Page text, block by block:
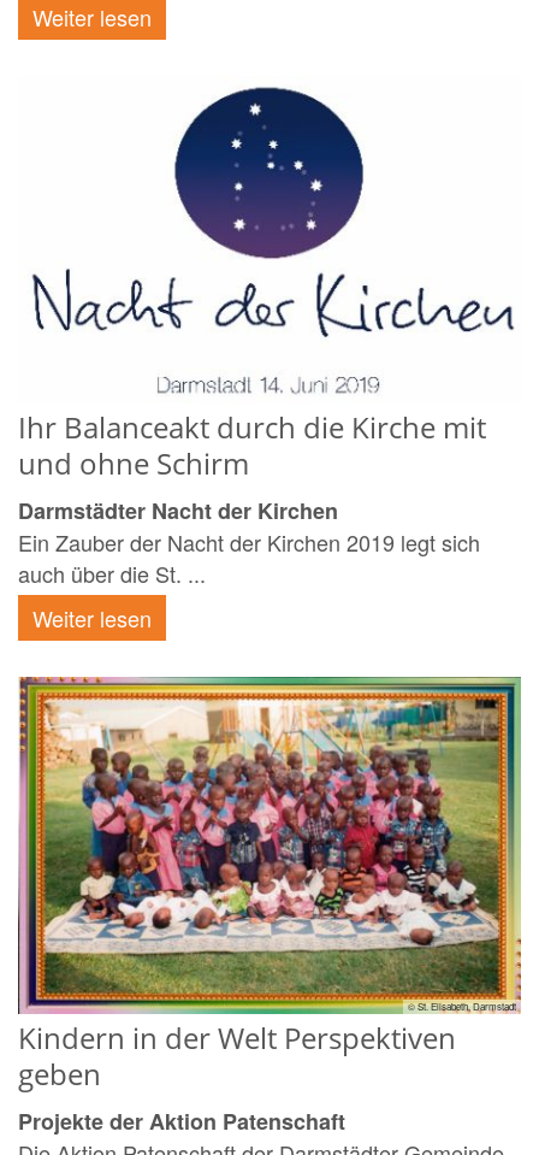
Weiter lesen
Ihr Balanceakt durch die Kirche mit
und ohne Schirm
Darmstädter Nacht der Kirchen
Ein Zauber der Nacht der Kirchen 2019 legt sich
auch über die St. ...
Weiter lesen
© St. Elisabeth, Darmstadt
Kindern in der Welt Perspektiven
geben
Projekte der Aktion Patenschaft